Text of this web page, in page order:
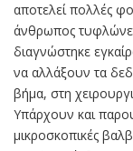
αποτελεί πολλές
άνθρωπος
διαγνώστηκε
να αλλάξουν τα
βήμα, στη
Υπάρχουν και
μικροσκοπικές